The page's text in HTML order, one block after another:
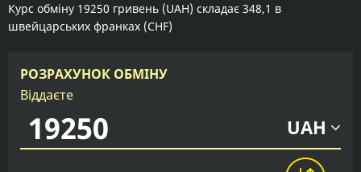
Курс обміну 19250 гривень (UAH) складає 348,1 в
швейцарських франках (CHF)
РОЗРАХУНОК ОБМІНУ
Віддаєте
UAH